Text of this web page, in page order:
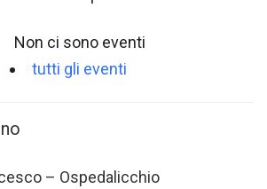
Non ci sono eventi
tutti gli eventi
– Ospedalicchio